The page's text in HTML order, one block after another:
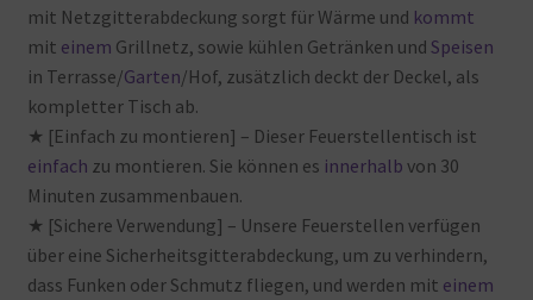
mit Netzgitterabdeckung sorgt für Wärme und kommt
mit einem Grillnetz, sowie kühlen Getränken und Speisen
in Terrasse/Garten/Hof, zusätzlich deckt der Deckel, als
kompletter Tisch ab.
★ [Einfach zu montieren] – Dieser Feuerstellentisch ist
einfach zu montieren. Sie können es innerhalb von 30
Minuten zusammenbauen.
★ [Sichere Verwendung] – Unsere Feuerstellen verfügen
über eine Sicherheitsgitterabdeckung, um zu verhindern,
dass Funken oder Schmutz fliegen, und werden mit einem